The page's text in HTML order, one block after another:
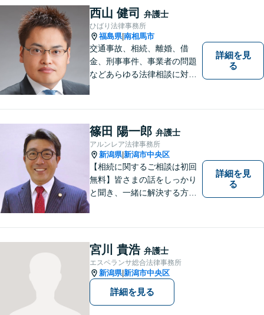
可】不安や問題について法的
リスクを説明し、見通しを立
て、より良い解決に導くお手
伝いをいたします。
西山 健司 弁護士
ひばり法律事務所
福島県|南相馬市
交通事故、相続、離婚、借
金、刑事事件、事業者の問題
などあらゆる法律相談に対応
守ることが第一です。 お困り
ごとがありましたら、まずは
ご相談ください。
詳細を見
る
篠田 陽一郎 弁護士
アルンレア法律事務所
新潟県|新潟市中央区
【相続に関するご相談は初回
無料】皆さまの話をしっかり
と聞き、一緒に解決する方法
詳細を見
る
宮川 貴浩 弁護士
エスペランサ総合法律事務所
新潟県|新潟市中央区
詳細を見る